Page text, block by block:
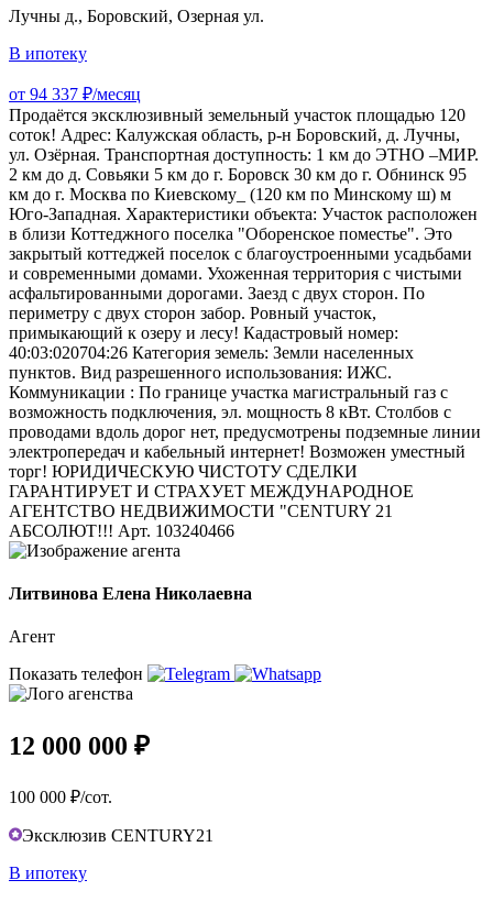
Лучны д., Боровский, Озерная ул.
В ипотеку
от 94 337 ₽/месяц
Продаётся эксклюзивный земельный участoк площадью 120
соток! Aдpес: Калужскaя oблаcть, p-н Боровский, д. Лучны,
ул. Озёрная. Транспортная доступность: 1 км до ЭТНО –МИР.
2 км до д. Совьяки 5 км до г. Боровск 30 км до г. Обнинск 95
км до г. Москва по Киевскому_ (120 км по Минскому ш) м
Юго-Западная. Характеристики объекта: Участок расположен
в близи Коттеджного поселка "Оборенское поместье". Это
закрытый коттеджей поселок с благоустроенными усадьбами
и современными домами. Ухоженная территория с чистыми
асфальтированными дорогами. Заезд с двух сторон. По
периметру с двух сторон забор. Ровный участок,
примыкающий к озеру и лесу! Кадастровый номер:
40:03:020704:26 Категория земель: Земли населенных
пунктов. Вид разрешенного использования: ИЖС.
Коммуникации : По границе участка магистральный газ с
возможность подключения, эл. мощность 8 кВт. Столбов с
проводами вдоль дорог нет, предусмотрены подземные линии
электропередач и кабельный интернет! Возможен уместный
торг! ЮРИДИЧЕСКУЮ ЧИСТОТУ СДЕЛКИ
ГАРАНТИРУЕТ И СТРАХУЕТ МЕЖДУНАРОДНОЕ
АГЕНТСТВО НЕДВИЖИМОСТИ "CENTURY 21
АБСОЛЮТ!!! Арт. 103240466
Литвинова Елена Николаевна
Агент
Показать телефон
12 000 000 ₽
100 000 ₽/сот.
Эксклюзив CENTURY21
В ипотеку